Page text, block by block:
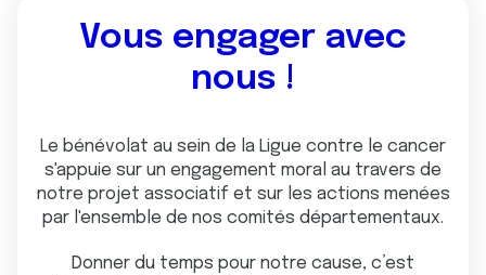
Vous engager avec
nous !
Le bénévolat au sein de la Ligue contre le cancer
s'appuie sur un engagement moral au travers de
notre projet associatif et sur les actions menées
par l'ensemble de nos comités départementaux.
Donner du temps pour notre cause, c’est